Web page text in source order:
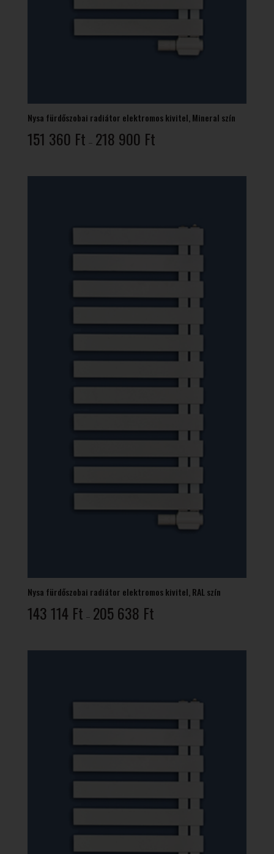
Nysa fürdőszobai radiátor elektromos kivitel, Mineral szín
151 360 Ft – 218 900 Ft151
-
Nysa fürdőszobai radiátor elektromos kivitel, RAL szín
143 114 Ft – 205 638 Ft143
-